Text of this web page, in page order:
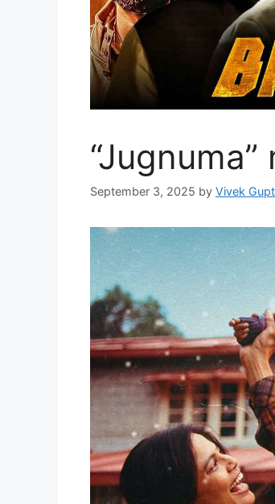
September 3, 2025 by Vivek